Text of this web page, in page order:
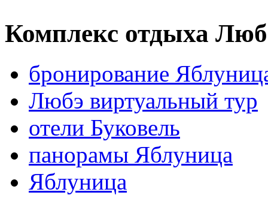
Комплекс отдыха
бронирование
Любэ виртуальный тур
отели Буковель
панорамы Яблуница
Яблуница